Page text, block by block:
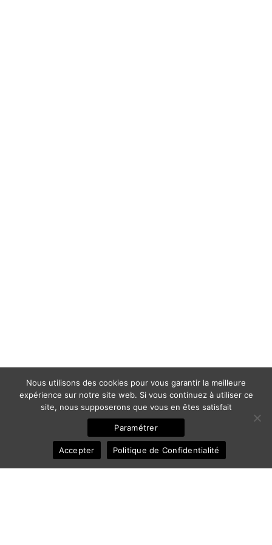
Nous utilisons des cookies pour vous garantir la meilleure
expérience sur notre site web. Si vous continuez à utiliser ce
site, nous supposerons que vous en êtes satisfait
Paramétrer
Accepter Politique de Confidentialité